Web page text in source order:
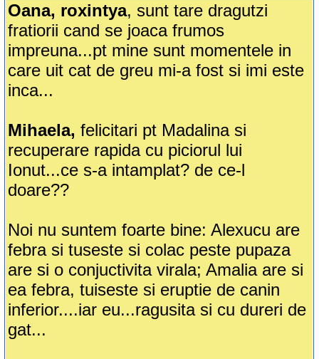
Oana, roxintya, sunt tare dragutzi
fratiorii cand se joaca frumos
impreuna...pt mine sunt momentele in
care uit cat de greu mi-a fost si imi este
inca...
Mihaela, felicitari pt Madalina si
recuperare rapida cu piciorul lui
Ionut...ce s-a intamplat? de ce-l
doare??
Noi nu suntem foarte bine: Alexucu are
febra si tuseste si colac peste pupaza
are si o conjuctivita virala; Amalia are si
ea febra, tuiseste si eruptie de canin
inferior....iar eu...ragusita si cu dureri de
gat...